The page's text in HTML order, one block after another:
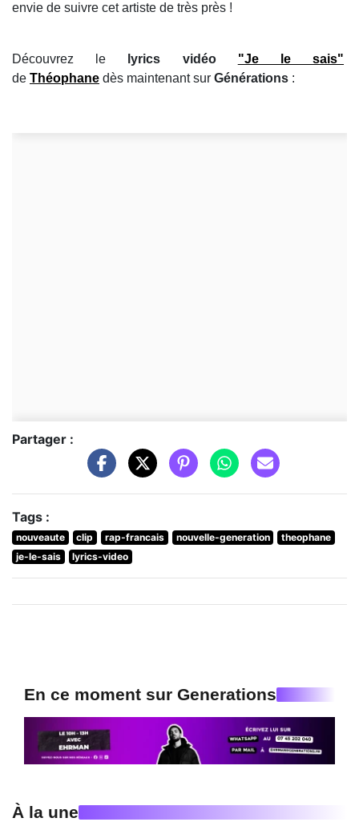
envie de suivre cet artiste de très près !
Découvrez le lyrics vidéo "Je le sais"
de Théophane dès maintenant sur Générations :
Partager :
Tags :
nouveaute clip rap-francais nouvelle-generation
theophane
je-le-sais
lyrics-video
En ce moment sur Generations
À la une